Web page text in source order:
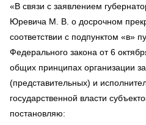
«В связи с заявлением
Юревича М. В. о досрочном
соответствии с подпунктом «в»
Федерального закона от 6
общих принципах организации
(представительных) и
государственной власти
постановляю: